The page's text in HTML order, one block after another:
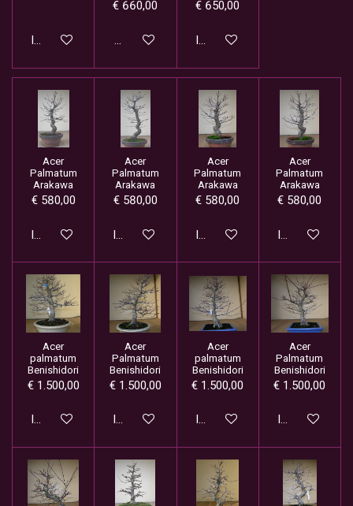
In winkelwagen
€ 660,00
Houd mij op de hoogte
€ 650,00
In winkelwagen
Acer
Palmatum
Arakawa
€ 580,00
In winkelwagen
Acer
Palmatum
Arakawa
€ 580,00
In winkelwagen
Acer
Palmatum
Arakawa
€ 580,00
In winkelwagen
Acer
Palmatum
Arakawa
€ 580,00
In
Acer
palmatum
Benishidori
€ 1.500,00
In winkelwagen
Acer
Palmatum
Benishidori
€ 1.500,00
In winkelwagen
Acer
palmatum
Benishidori
€ 1.500,00
In winkelwagen
Acer
Palmatum
Benishidori
€ 1.500,00
In